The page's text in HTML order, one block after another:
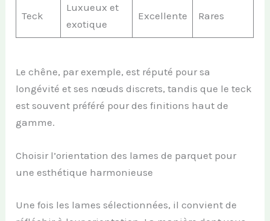
Teck
Luxueux et
exotique
Excellente Rares
Le chêne, par exemple, est réputé pour sa
longévité et ses nœuds discrets, tandis que le teck
est souvent préféré pour des finitions haut de
gamme.
Choisir l’orientation des lames de parquet pour
une esthétique harmonieuse
Une fois les lames sélectionnées, il convient de